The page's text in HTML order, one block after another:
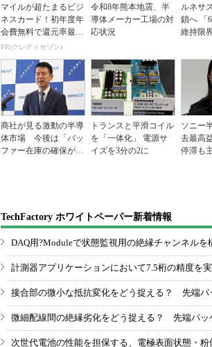
マイルが超たまるビジ
ネスカード！初年度年
会費無料で還元率最大
1.125%
PR(クレディセゾン)
令和8年熊本地震、半
導体メーカー工場の対
応状況
ルネサ
鎖へ 「
維持限
商社が見る激動の半導
体市場 今後は「バッ
ファー在庫の確保が重
トランスと平滑コイル
を「一体化」 電源サ
イズを3分の2に
ソニー
去最高
停滞も
TechFactory ホワイトペーパー新着情報
DAQ用?Moduleで状態監視用の絶縁チャンネル
計測器アプリケーションにおいて7.5桁の精度を
接合部の微小な抵抗変化をどう捉える？ 先端パ
微細配線間の絶縁劣化をどう捉える？ 先端パッ
次世代電池の性能を担保する、電極表面状態・